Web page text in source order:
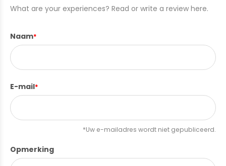
What are your experiences? Read or write a review here.
Naam*
E-mail*
*Uw e-mailadres wordt niet gepubliceerd.
Opmerking